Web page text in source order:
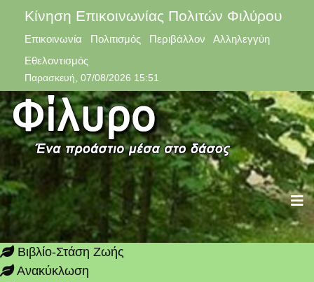
Κίνηση Επικοινωνίας Πολιτών Φιλύρου
Επικοινωνία Πολιτισμός Περιβάλλον Αλληλεγγύη
Εθελοντισμός
Παρασκευή, 07/08/2026 15:51
Βιβλίο-Στάση Ζωής
Ανακύκλωση